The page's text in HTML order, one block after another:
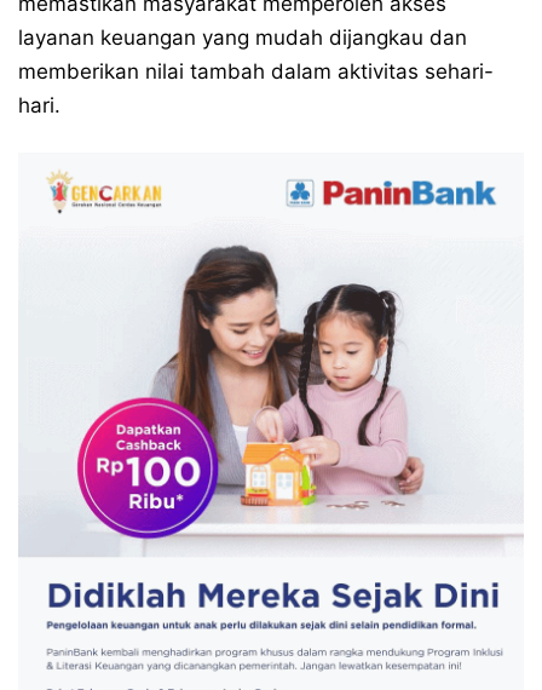
layanan keuangan yang mudah dijangkau dan
memberikan nilai tambah dalam aktivitas sehari-
hari.